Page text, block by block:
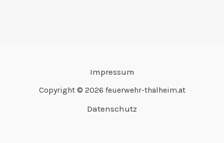
Impressum
Copyright © 2026 feuerwehr-thalheim.at
Datenschutz